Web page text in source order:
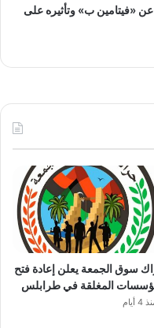
«فيتامين ب» وتأثيره على
سوق الجمعة يعلن إعادة فتح
المغلقة في طرابلس
4 أيام